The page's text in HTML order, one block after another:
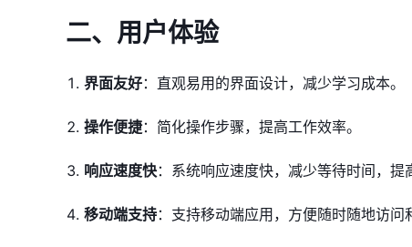
二、用户体验
界面友好：直观易用的界面设计，减少学习成本。
操作便捷：简化操作步骤，提高工作效率。
响应速度快：系统响应速度快，减少等待时间，提
移动端支持：支持移动端应用，方便随时随地访问